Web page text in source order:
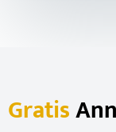
Gratis